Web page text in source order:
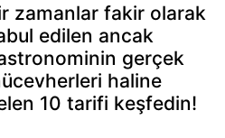
zamanlar fakir olarak
edilen ancak
gerçek
haline
10 tarifi keşfedin!